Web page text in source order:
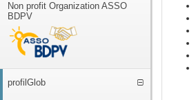
Non profit Organization ASSO
BDPV
profilGlob